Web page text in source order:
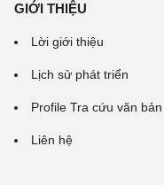
GIỚI THIỆU
Lời giới thiệu
Lịch sử phát triển
Profile Tra cứu văn bản
Liên hệ